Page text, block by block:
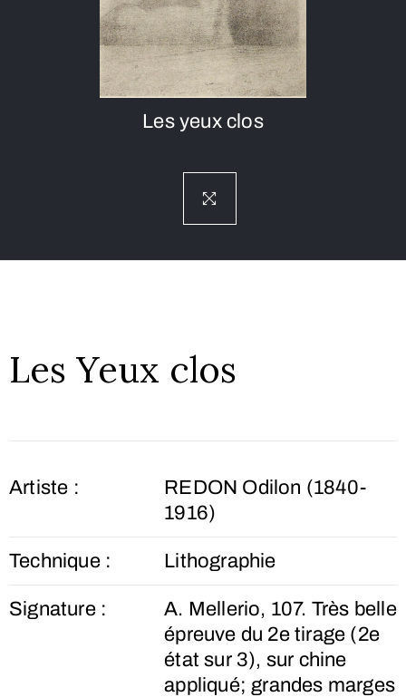
Les yeux clos
Les Yeux clos
Artiste :
REDON Odilon (1840-
1916)
Technique : Lithographie
Signature :
A. Mellerio, 107. Très belle
épreuve du 2e tirage (2e
état sur 3), sur chine
appliqué; grandes marges